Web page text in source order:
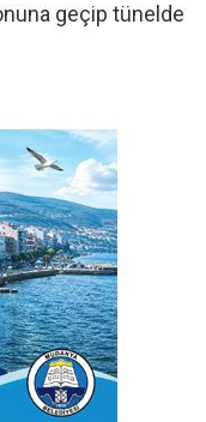
geçip tünelde